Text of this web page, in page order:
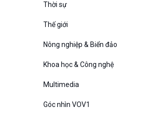
Thời sự
Thế giới
Nông nghiệp & Biển đảo
Khoa học & Công nghệ
Multimedia
Góc nhìn VOV1